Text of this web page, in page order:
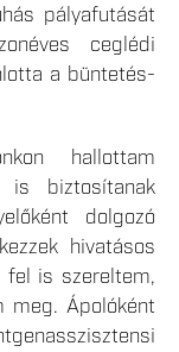
pályafutását
ceglédi
a büntetés-
hallottam
biztosítanak
dolgozó
hivatásos
fel is szereltem,
Ápolóként